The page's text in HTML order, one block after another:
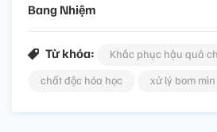
Bang Nhiệm
Từ khóa:
Khắc phục hậu quả
chất độc hóa học
xử lý bom mìn